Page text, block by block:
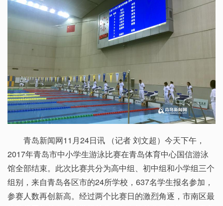
青岛新闻网11月24日讯 （记者 刘文超）今天下午，
2017年青岛市中小学生游泳比赛在青岛体育中心国信游泳
馆全部结束。此次比赛共分为高中组、初中组和小学组三个
组别，来自青岛各区市的24所学校，637名学生报名参加，
参赛人数再创新高。经过两个比赛日的激烈角逐，市南区最